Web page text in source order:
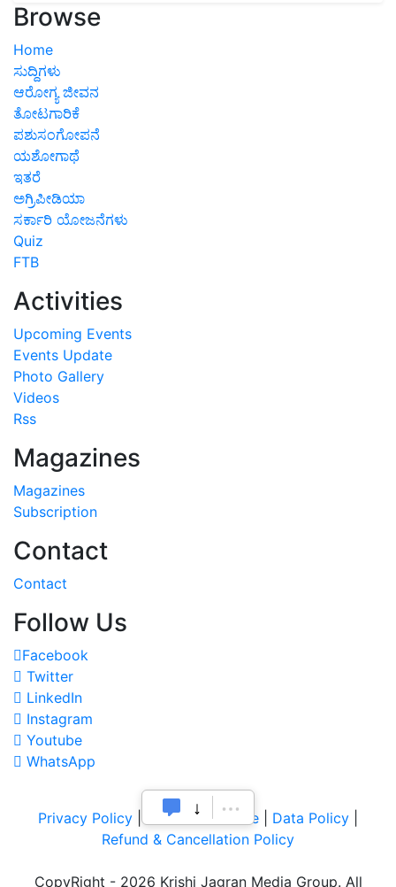
Browse
Home
ಸುದ್ದಿಗಳು
ಆರೋಗ್ಯ ಜೀವನ
ತೋಟಗಾರಿಕೆ
ಪಶುಸಂಗೋಪನೆ
ಯಶೋಗಾಥೆ
ಇತರೆ
ಅಗ್ರಿಪೀಡಿಯಾ
ಸರ್ಕಾರಿ ಯೋಜನೆಗಳು
Quiz
FTB
Activities
Upcoming Events
Events Update
Photo Gallery
Videos
Rss
Magazines
Magazines
Subscription
Contact
Contact
Follow Us
Facebook
Twitter
LinkedIn
Instagram
Youtube
WhatsApp
Privacy Policy | Terms of Service Data Policy
Refund & Cancellation Policy
CopyRight - 2026 Krishi Jagran Media Group. All